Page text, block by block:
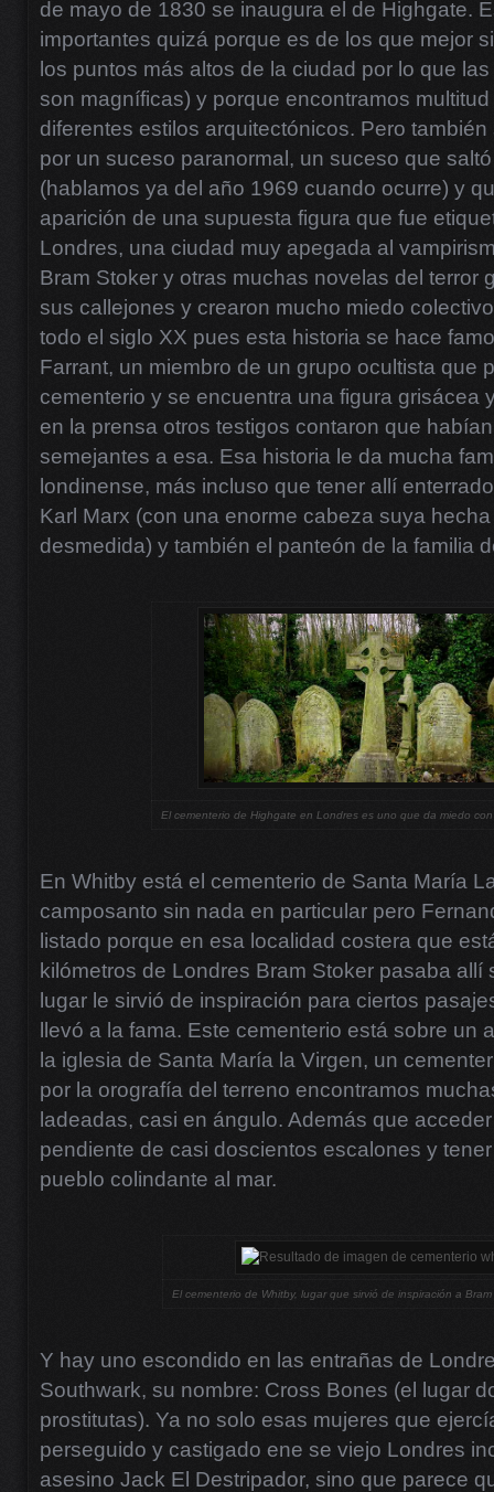
de mayo de 1830 se inaugura el de Highgate.
importantes quizá porque es de los que mejor
los puntos más altos de la ciudad por lo que
son magníficas) y porque encontramos
diferentes estilos arquitectónicos. Pero
por un suceso paranormal, un suceso que
(hablamos ya del año 1969 cuando ocurre) y
aparición de una supuesta figura que fue
Londres, una ciudad muy apegada al
Bram Stoker y otras muchas novelas del terror
sus callejones y crearon mucho miedo
todo el siglo XX pues esta historia se hace
Farrant, un miembro de un grupo ocultista que
cementerio y se encuentra una figura grisácea
en la prensa otros testigos contaron que
semejantes a esa. Esa historia le da mucha
londinense, más incluso que tener allí
Karl Marx (con una enorme cabeza suya
desmedida) y también el panteón de la familia
El cementerio de Highgate en Londres es uno que da miedo
En Whitby está el cementerio de Santa María
camposanto sin nada en particular pero
listado porque en esa localidad costera que
kilómetros de Londres Bram Stoker pasaba
lugar le sirvió de inspiración para ciertos
llevó a la fama. Este cementerio está sobre un
la iglesia de Santa María la Virgen, un
por la orografía del terreno encontramos
ladeadas, casi en ángulo. Además que
pendiente de casi doscientos escalones y
pueblo colindante al mar.
El cementerio de Whitby, lugar que sirvió de inspiración a
Y hay uno escondido en las entrañas de
Southwark, su nombre: Cross Bones (el lugar
prostitutas). Ya no solo esas mujeres que
perseguido y castigado ene se viejo Londres
asesino Jack El Destripador, sino que parece